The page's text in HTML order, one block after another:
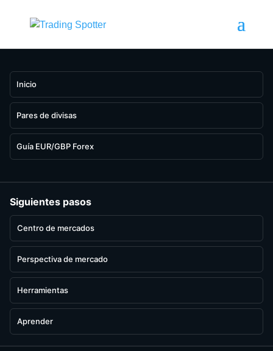
Inicio
Pares de divisas
Guía EUR/GBP Forex
Siguientes pasos
Centro de mercados
Perspectiva de mercado
Herramientas
Aprender